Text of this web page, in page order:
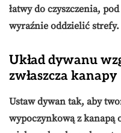
łatwy do czyszczenia,
wyraźnie oddzielić strefy.
Układ dywanu
zwłaszcza kanapy
Ustaw dywan tak, aby
wypoczynkową z